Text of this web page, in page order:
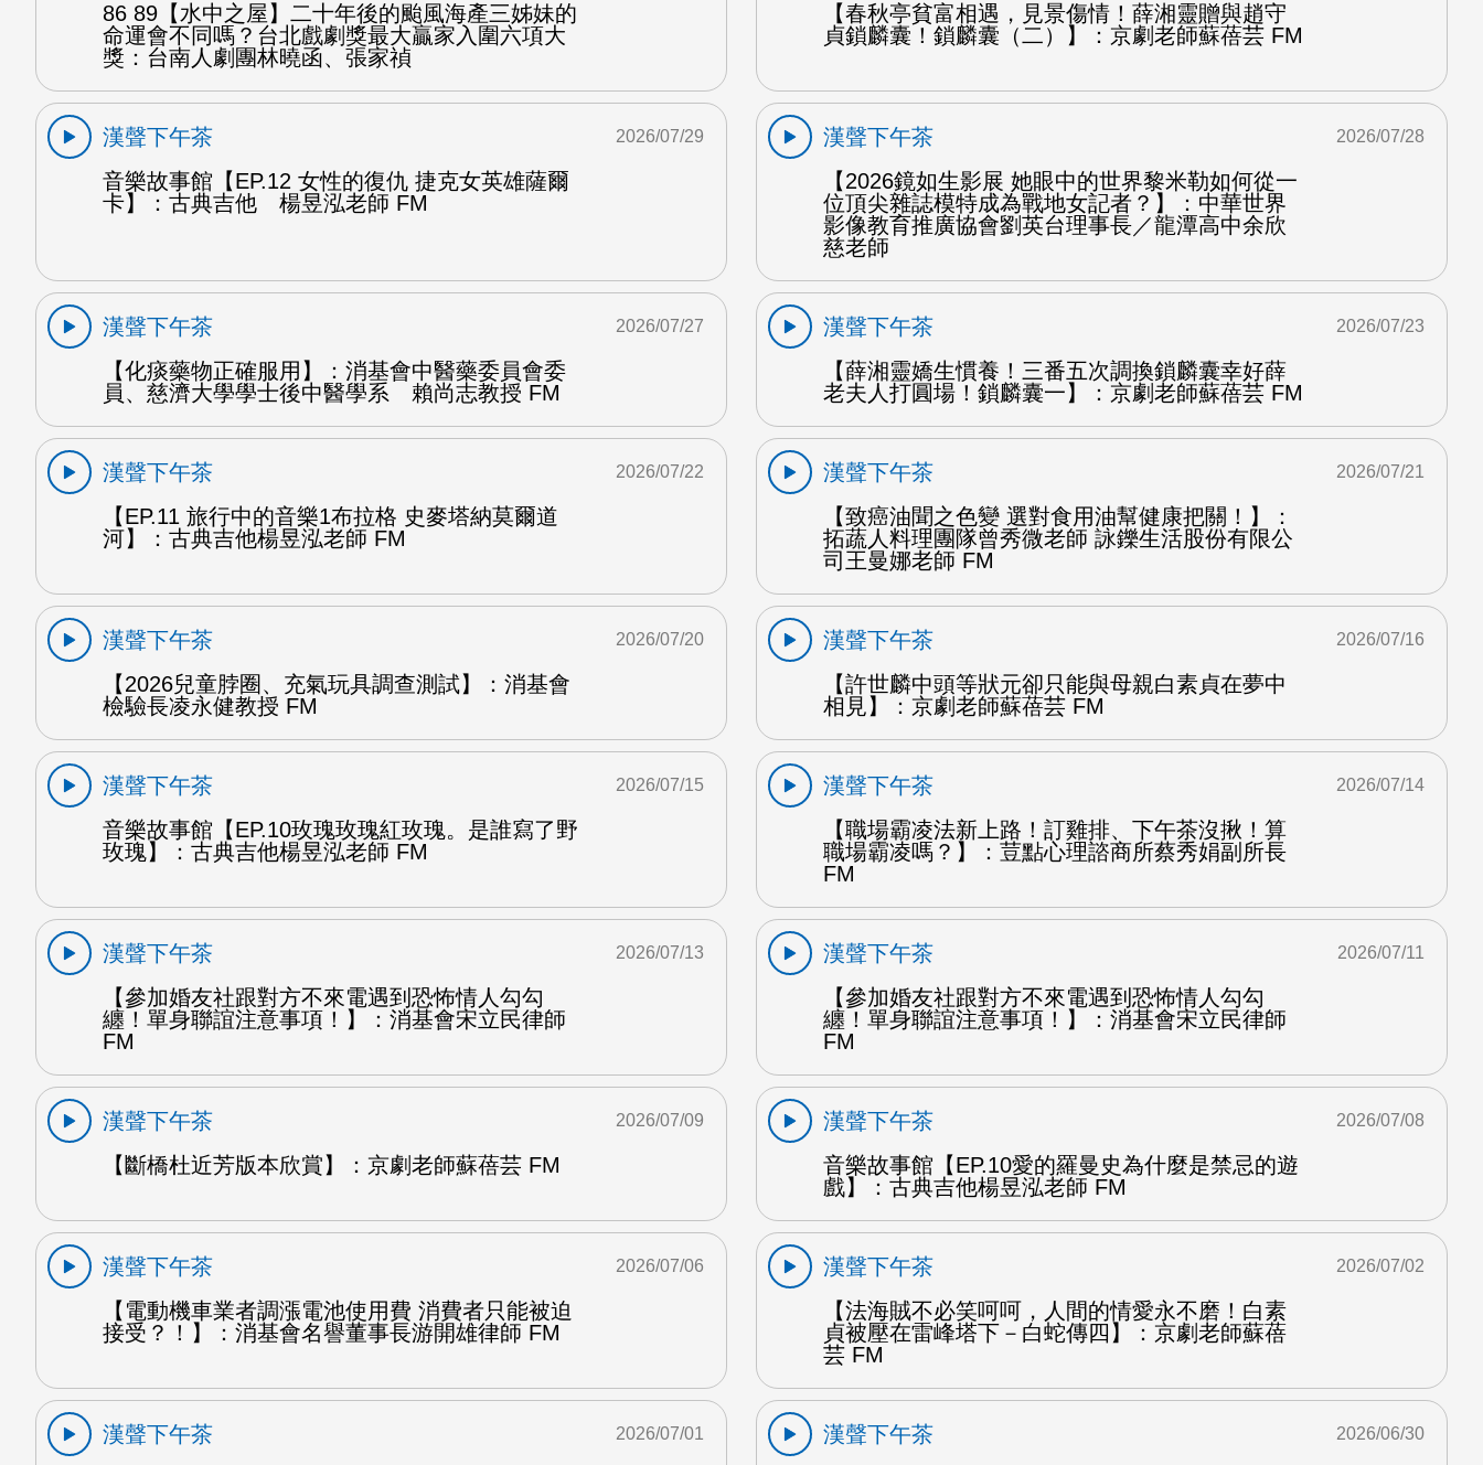
86 89【水中之屋】二十年後的颱風海產三姊妹的
命運會不同嗎？台北戲劇獎最大贏家入圍六項大
獎：台南人劇團林曉函、張家禎
【春秋亭貧富相遇，見景傷情！薛湘靈贈與趙守
貞鎖麟囊！鎖麟囊（二）】：京劇老師蘇蓓芸 FM
漢聲下午茶
音樂故事館【EP.12 女性的復仇 捷克女英雄薩爾
卡】：古典吉他 楊昱泓老師 FM
2026/07/29
漢聲下午茶
【2026鏡如生影展 她眼中的世界黎米勒如何從一
位頂尖雜誌模特成為戰地女記者？】：中華世界
影像教育推廣協會劉英台理事長／龍潭高中余欣
慈老師
2026/07/28
漢聲下午茶
【化痰藥物正確服用】：消基會中醫藥委員會委
員、慈濟大學學士後中醫學系 賴尚志教授 FM
2026/07/27
漢聲下午茶
【薛湘靈嬌生慣養！三番五次調換鎖麟囊幸好薛
老夫人打圓場！鎖麟囊一】：京劇老師蘇蓓芸 FM
2026/07/23
漢聲下午茶
【EP.11 旅行中的音樂1布拉格 史麥塔納莫爾道
河】：古典吉他楊昱泓老師 FM
2026/07/22
漢聲下午茶
【致癌油聞之色變 選對食用油幫健康把關！】：
拓蔬人料理團隊曾秀微老師 詠鑠生活股份有限公
司王曼娜老師 FM
2026/07/21
漢聲下午茶
【2026兒童脖圈、充氣玩具調查測試】：消基會
檢驗長凌永健教授 FM
2026/07/20
漢聲下午茶
【許世麟中頭等狀元卻只能與母親白素貞在夢中
相見】：京劇老師蘇蓓芸 FM
2026/07/16
漢聲下午茶
音樂故事館【EP.10玫瑰玫瑰紅玫瑰。是誰寫了野
玫瑰】：古典吉他楊昱泓老師 FM
2026/07/15
漢聲下午茶
【職場霸凌法新上路！訂雞排、下午茶沒揪！算
職場霸凌嗎？】：荳點心理諮商所蔡秀娟副所長
FM
2026/07/14
漢聲下午茶
【參加婚友社跟對方不來電遇到恐怖情人勾勾
纏！單身聯誼注意事項！】：消基會宋立民律師
FM
2026/07/13
漢聲下午茶
【參加婚友社跟對方不來電遇到恐怖情人勾勾
纏！單身聯誼注意事項！】：消基會宋立民律師
FM
2026/07/11
漢聲下午茶
【斷橋杜近芳版本欣賞】：京劇老師蘇蓓芸 FM
2026/07/09
漢聲下午茶
音樂故事館【EP.10愛的羅曼史為什麼是禁忌的遊
戲】：古典吉他楊昱泓老師 FM
2026/07/08
漢聲下午茶
【電動機車業者調漲電池使用費 消費者只能被迫
接受？！】：消基會名譽董事長游開雄律師 FM
2026/07/06
漢聲下午茶
【法海賊不必笑呵呵，人間的情愛永不磨！白素
貞被壓在雷峰塔下－白蛇傳四】：京劇老師蘇蓓
芸 FM
2026/07/02
漢聲下午茶
2026/07/01
漢聲下午茶
2026/06/30